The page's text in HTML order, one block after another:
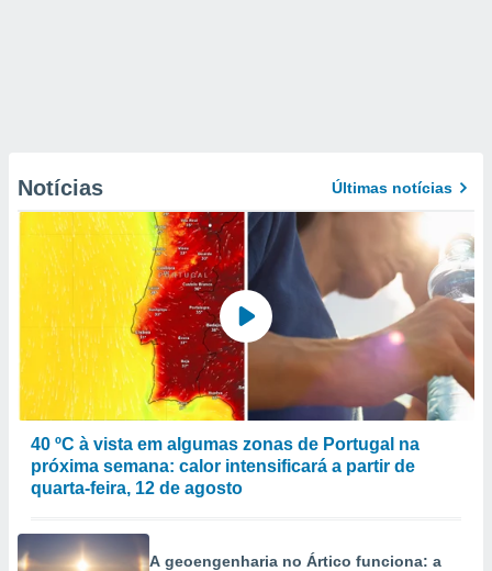
Notícias Últimas notícias
40 ºC à vista em algumas zonas de Portugal na
próxima semana: calor intensificará a partir de
quarta-feira, 12 de agosto
A geoengenharia no Ártico funciona: a